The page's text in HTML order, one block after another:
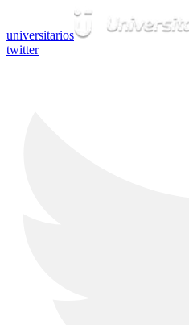
universitarios
twitter